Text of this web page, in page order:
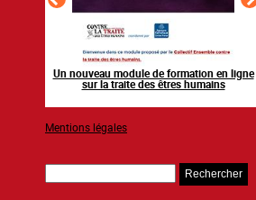
Raising awareness on the sidelines of major
sporting events
Mentions légales